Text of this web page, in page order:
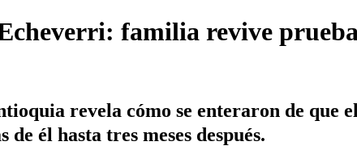
familia revive
revela cómo se enteraron de que
él hasta tres meses después.